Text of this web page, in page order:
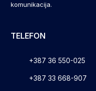
komunikacija.
TELEFON
+387 36 550-025
+387 33 668-907